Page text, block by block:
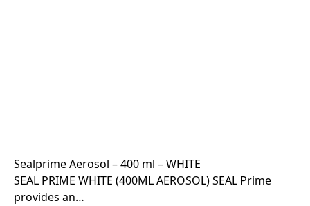
Sealprime Aerosol – 400 ml – WHITE
SEAL PRIME WHITE (400ML AEROSOL) SEAL Prime
provides an…